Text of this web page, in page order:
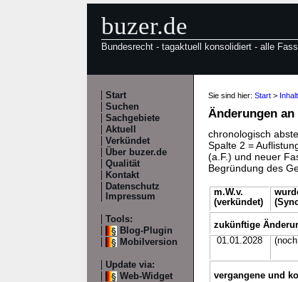
buzer.de
Bundesrecht - tagaktuell konsolidiert - alle
Start
Suchen
Sachgebiete
Aktuell
Verkündet
Über buzer.de
Qualität
Kontakt
Datenschutz
Impressum
Tools:
Blog-Plugin
Mobilversion
Update via:
Web-Widget
Sie sind hier: Start >
Änderungen an
chronologisch
Spalte 2 =
(a.F.) und neuer
Begründung des
m.W.v.
(verkündet)
zukünftige
01.01.2028
vergangene und